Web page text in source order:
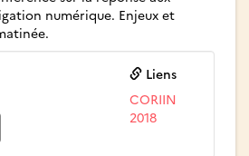
numérique. Enjeux et
Liens
CORIIN
2018